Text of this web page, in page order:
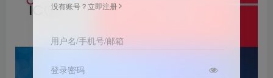
没有账号？立即注册
用户名/手机号/邮箱
登录密码